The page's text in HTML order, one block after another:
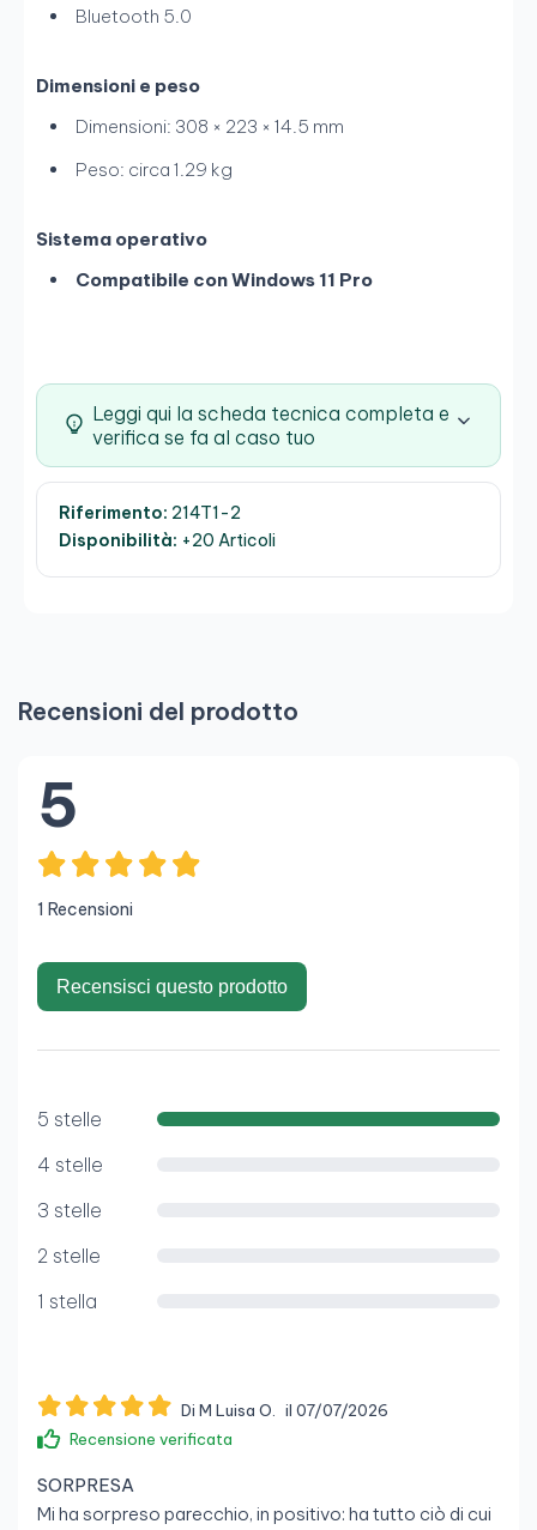
Bluetooth 5.0
Dimensioni e peso
Dimensioni: 308 × 223 × 14.5 mm
Peso: circa 1.29 kg
Sistema operativo
Compatibile con Windows 11 Pro
Leggi qui la scheda tecnica completa e
verifica se fa al caso tuo
Riferimento: 214T1-2
Disponibilità: +20 Articoli
Recensioni del prodotto
5
1 Recensioni
Recensisci questo prodotto
5 stelle
4 stelle
3 stelle
2 stelle
1 stella
Di M Luisa O.
il 07/07/2026
Recensione verificata
SORPRESA
Mi ha sorpreso parecchio, in positivo: ha tutto ciò di cui